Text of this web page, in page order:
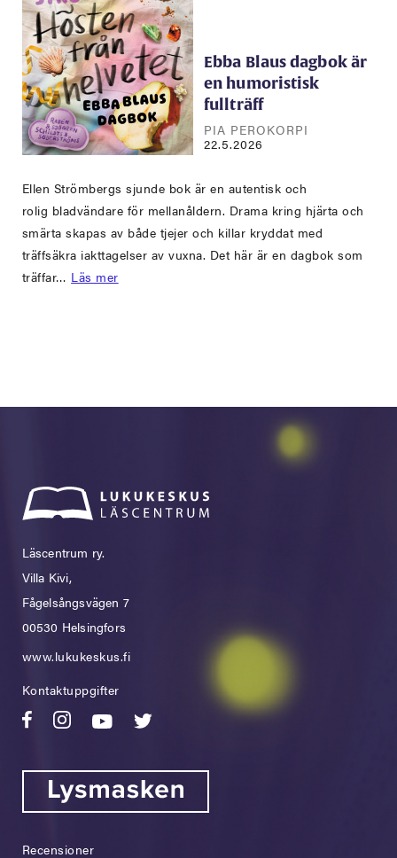
Ebba Blaus dagbok är
en humoristisk
fullträff
PIA PEROKORPI
22.5.2026
Ellen Strömbergs sjunde bok är en autentisk och
rolig bladvändare för mellanåldern. Drama kring hjärta och
smärta skapas av både tjejer och killar kryddat med
träffsäkra iakttagelser av vuxna. Det här är en dagbok som
träffar… Läs mer
Läscentrum ry.
Villa Kivi,
Fågelsångsvägen 7
00530 Helsingfors
www.lukukeskus.fi
Kontaktuppgifter
Recensioner